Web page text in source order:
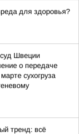
для здоровья?
Швеции
о передаче
сухогруза
тренд: всё